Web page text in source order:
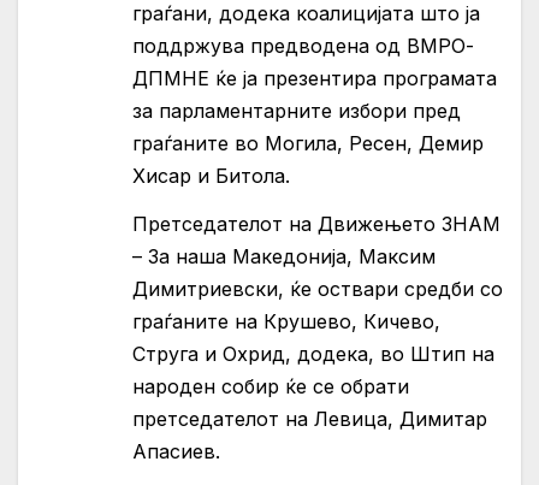
граѓани, додека коалицијата што ја
поддржува предводена од ВМРО-
ДПМНЕ ќе ја презентира програмата
за парламентарните избори пред
граѓаните во Могила, Ресен, Демир
Хисар и Битола.
Претседателот на Движењето ЗНАМ
– За наша Македонија, Максим
Димитриевски, ќе оствари средби со
граѓаните на Крушево, Кичево,
Струга и Охрид, додека, во Штип на
народен собир ќе се обрати
претседателот на Левица, Димитар
Апасиев.